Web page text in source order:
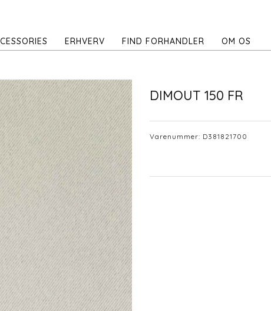
ERHVERV FIND FORHANDLER OM OS
DIMOUT 150 FR
Varenummer: D381821700